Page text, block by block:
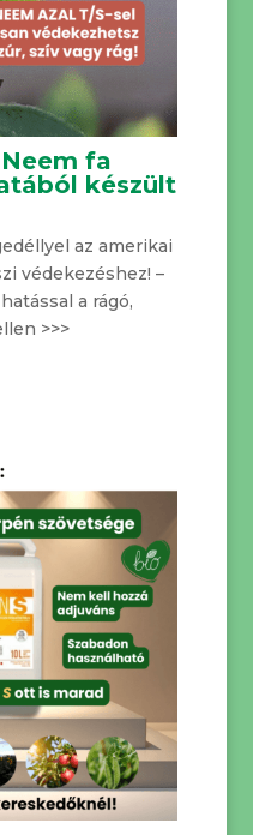
fa
készült
az amerikai
védekezéshez! –
a rágó,
>>>